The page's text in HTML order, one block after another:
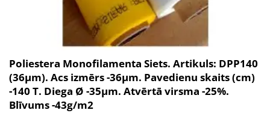
Poliestera Monofilamenta Siets. Artikuls: DPP140
(36µm). Acs izmērs -36µm. Pavedienu skaits (cm)
-140 T. Diega Ø -35µm. Atvērtā virsma -25%.
Blīvums -43g/m2